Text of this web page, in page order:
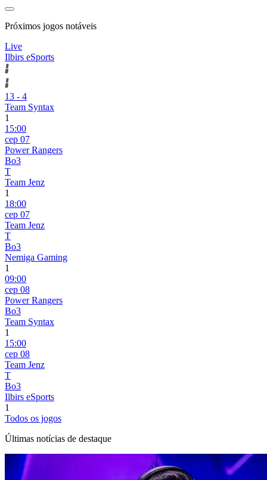
Próximos jogos notáveis
Live
Ilbirs eSports
13 - 4
Team Syntax
1
15:00
сер 07
Power Rangers
Bo3
T
Team Jenz
1
18:00
сер 07
Team Jenz
T
Bo3
Nemiga Gaming
1
09:00
сер 08
Power Rangers
Bo3
Team Syntax
1
15:00
сер 08
Team Jenz
T
Bo3
Ilbirs eSports
1
Todos os jogos
Últimas notícias de destaque